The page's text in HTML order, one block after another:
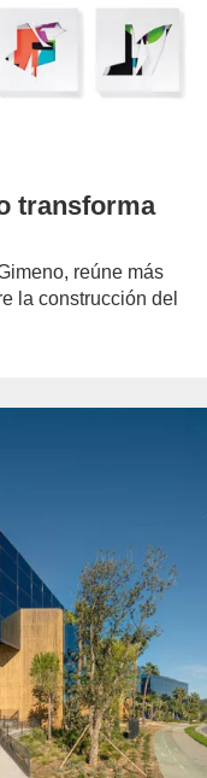
transforma
reúne más
la construcción del